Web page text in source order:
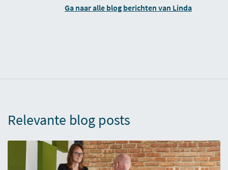
Ga naar alle blog berichten van Linda
Relevante blog posts